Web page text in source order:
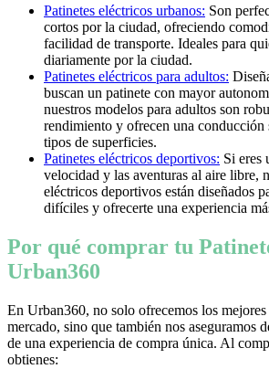
Patinetes eléctricos urbanos: Son
cortos por la ciudad, ofreciendo
facilidad de transporte. Ideales para
diariamente por la ciudad.
Patinetes eléctricos para adultos:
buscan un patinete con mayor
nuestros modelos para adultos son
rendimiento y ofrecen una conducción
tipos de superficies.
Patinetes eléctricos deportivos: Si eres
velocidad y las aventuras al aire libre,
eléctricos deportivos están diseñados
difíciles y ofrecerte una experiencia
Por qué comprar tu
Urban360
En Urban360, no solo ofrecemos los
mercado, sino que también nos aseguramos
de una experiencia de compra única. Al
obtienes: